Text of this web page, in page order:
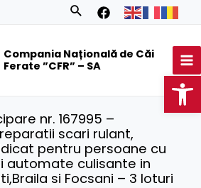
Search
Compania Națională de Căi
Ferate ”CFR” – SA
nr. 167995 –
scari rulant,
pentru persoane cu
automate culisante in
si Focsani – 3 loturi